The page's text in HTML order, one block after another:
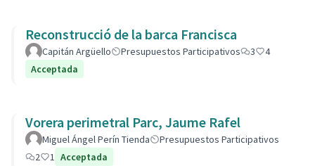
Reconstrucció de la barca Francisca
Capitán Argüello Presupuestos Participativos 3
4
Acceptada
Vorera perimetral Parc, Jaume Rafel
Miguel Ángel Perín Tienda
Presupuestos Participativos
2
1 Acceptada